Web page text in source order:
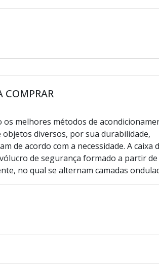
COMPRAR
os melhores métodos de
diversos, por sua durabilidade,
de acordo com a necessidade. A caixa
de segurança formado a partir de
no qual se alternam camadas